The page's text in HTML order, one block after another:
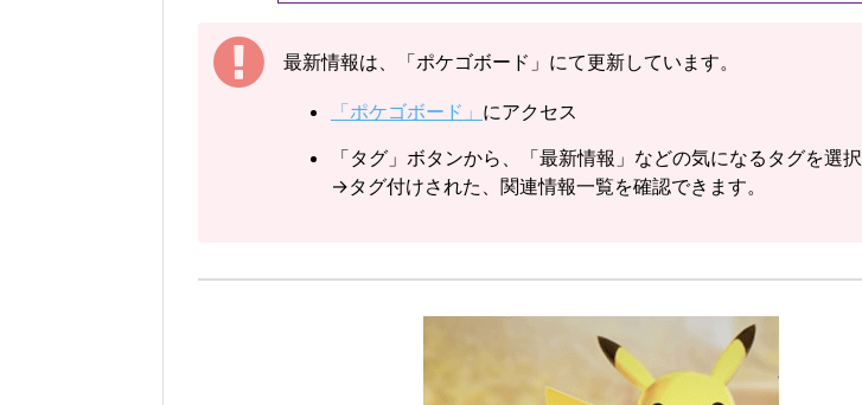
最新情報は、「ポケゴボード」にて更新しています。
「ポケゴボード」 にアクセス
「タグ」ボタンから、「最新情報」などの気になるタグを選択
→タグ付けされた、関連情報一覧を確認できます。